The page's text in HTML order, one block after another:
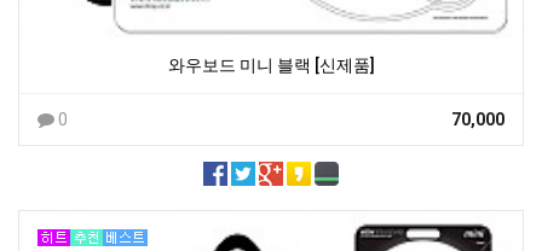
와우보드 미니 블랙 [신제품]
0 70,000